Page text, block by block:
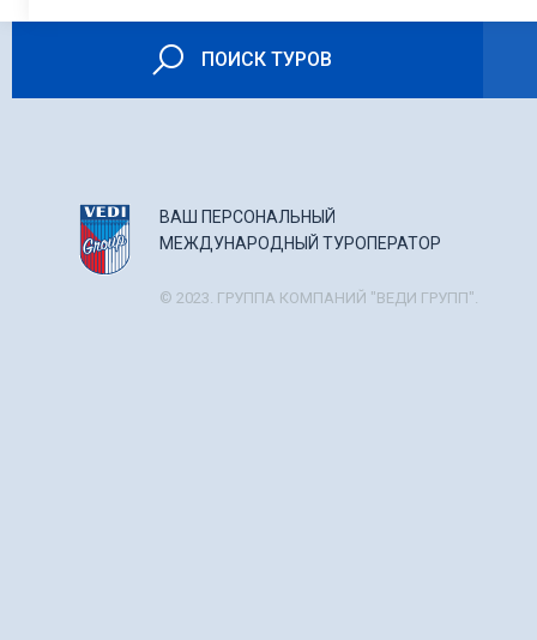
ПОИСК ТУРОВ
ВАШ ПЕРСОНАЛЬНЫЙ
МЕЖДУНАРОДНЫЙ ТУРОПЕРАТОР
© 2023. ГРУППА КОМПАНИЙ "ВЕДИ ГРУПП".